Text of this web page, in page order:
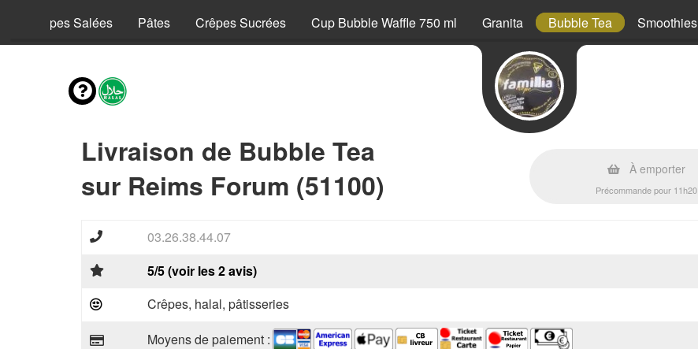
Crêpes Salées Pâtes Crêpes Sucrées Cup Bubble Waffle 750 ml Granita Bubble Tea Smoothies
Livraison de Bubble Tea
sur Reims Forum (51100)
À emporter
Précommande pour 11h20
03.26.38.44.07
5/5 (voir les 2 avis)
Crêpes, halal, pâtisseries
Moyens de paiement :